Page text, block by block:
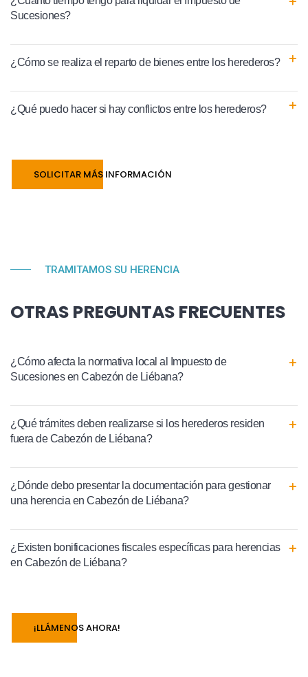
Sucesiones?
¿Cómo se realiza el reparto de bienes entre los herederos?
¿Qué puedo hacer si hay conflictos entre los herederos?
SOLICITAR MÁS INFORMACIÓN
TRAMITAMOS SU HERENCIA
OTRAS PREGUNTAS FRECUENTES
¿Cómo afecta la normativa local al Impuesto de
Sucesiones en Cabezón de Liébana?
¿Qué trámites deben realizarse si los herederos residen
fuera de Cabezón de Liébana?
¿Dónde debo presentar la documentación para gestionar
una herencia en Cabezón de Liébana?
¿Existen bonificaciones fiscales específicas para herencias
en Cabezón de Liébana?
¡LLÁMENOS AHORA!